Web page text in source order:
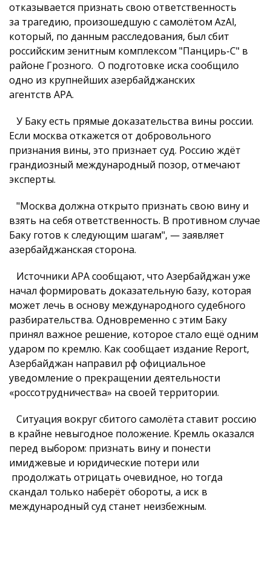
отказывается признать свою ответственность
за трагедию, произошедшую с самолётом AzAl,
который, по данным расследования, был сбит
российским зенитным комплексом "Панцирь-С" в
районе Грозного. О подготовке иска сообщило
одно из крупнейших азербайджанских
агентств APA.
У Баку есть прямые доказательства вины россии.
Если москва откажется от добровольного
признания вины, это признает суд. Россию ждёт
грандиозный международный позор, отмечают
эксперты.
"Москва должна открыто признать свою вину и
взять на себя ответственность. В противном случае
Баку готов к следующим шагам", — заявляет
азербайджанская сторона.
Источники APA сообщают, что Азербайджан уже
начал формировать доказательную базу, которая
может лечь в основу международного судебного
разбирательства. Одновременно с этим Баку
принял важное решение, которое стало ещё одним
ударом по кремлю. Как сообщает издание Report,
Азербайджан направил рф официальное
уведомление о прекращении деятельности
«россотрудничества» на своей территории.
Ситуация вокруг сбитого самолёта ставит россию
в крайне невыгодное положение. Кремль оказался
перед выбором: признать вину и понести
имиджевые и юридические потери или
продолжать отрицать очевидное, но тогда
скандал только наберёт обороты, а иск в
международный суд станет неизбежным.